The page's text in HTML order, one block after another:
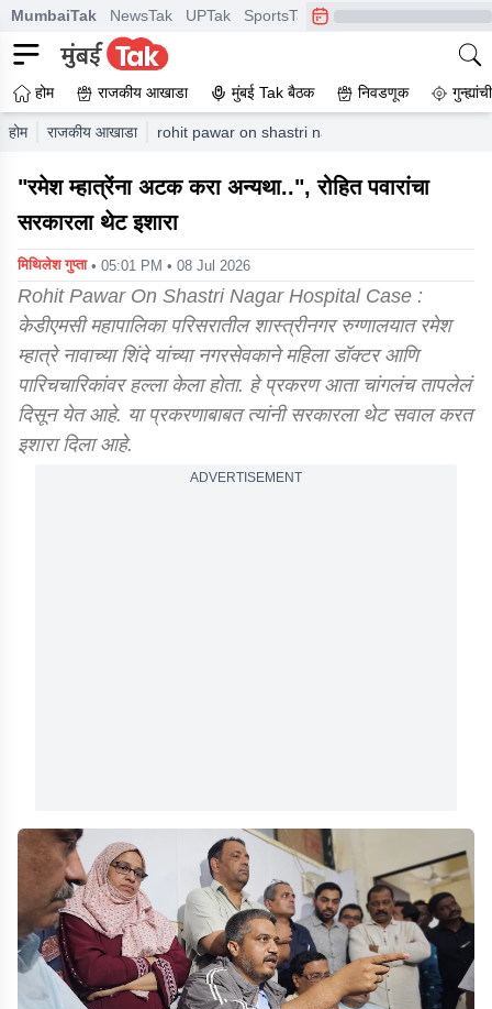
MumbaiTak NewsTak UPTak SportsTak CrimeTak
होम राजकीय आखाडा मुंबई Tak बैठक निवडणूक
होम राजकीय आखाडा rohit pawar on shastri nagar hospital case and
"रमेश म्हात्रेंना अटक करा अन्यथा..", रोहित पवारांचा
सरकारला थेट इशारा
मिथिलेश गुप्ता • 05:01 PM • 08 Jul 2026
Rohit Pawar On Shastri Nagar Hospital Case :
केडीएमसी महापालिका परिसरातील शास्त्रीनगर रुग्णालयात रमेश
म्हात्रे नावाच्या शिंदे यांच्या नगरसेवकाने महिला डॉक्टर आणि
पारिचचारिकांवर हल्ला केला होता. हे प्रकरण आता चांगलंच तापलेलं
दिसून येत आहे. या प्रकरणाबाबत त्यांनी सरकारला थेट सवाल करत
इशारा दिला आहे.
ADVERTISEMENT